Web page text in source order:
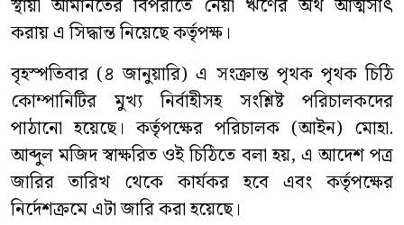
স্থায়ী আমানতের বিপরীতে নেয়া ঋণের অর্থ আত্মসাৎ
করায় এ সিদ্ধান্ত নিয়েছে কর্তৃপক্ষ।
বৃহস্পতিবার (৪ জানুয়ারি) এ সংক্রান্ত পৃথক পৃথক চিঠি
কোম্পানিটির মুখ্য নির্বাহীসহ সংশ্লিষ্ট পরিচালকদের
পাঠানো হয়েছে। কর্তৃপক্ষের পরিচালক (আইন) মোহা.
আব্দুল মজিদ স্বাক্ষরিত ওই চিঠিতে বলা হয়, এ আদেশ পত্র
জারির তারিখ থেকে কার্যকর হবে এবং কর্তৃপক্ষের
নির্দেশক্রমে এটা জারি করা হয়েছে।